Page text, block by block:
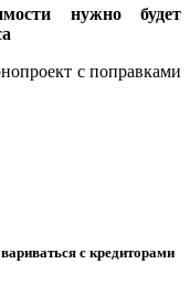
нужно будет
с поправками
с кредиторами